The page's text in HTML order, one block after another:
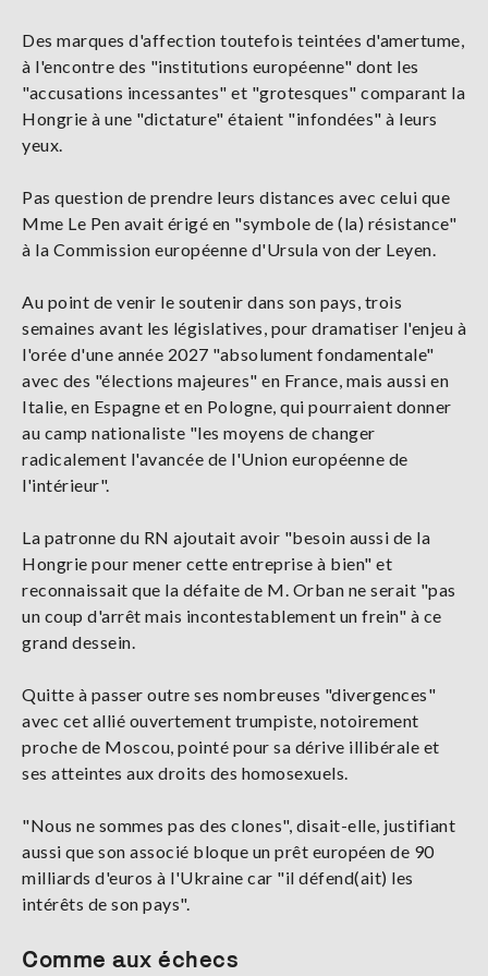
Des marques d'affection toutefois teintées d'amertume,
à l'encontre des "institutions européenne" dont les
"accusations incessantes" et "grotesques" comparant la
Hongrie à une "dictature" étaient "infondées" à leurs
yeux.
Pas question de prendre leurs distances avec celui que
Mme Le Pen avait érigé en "symbole de (la) résistance"
à la Commission européenne d'Ursula von der Leyen.
Au point de venir le soutenir dans son pays, trois
semaines avant les législatives, pour dramatiser l'enjeu à
l'orée d'une année 2027 "absolument fondamentale"
avec des "élections majeures" en France, mais aussi en
Italie, en Espagne et en Pologne, qui pourraient donner
au camp nationaliste "les moyens de changer
radicalement l'avancée de l'Union européenne de
l'intérieur".
La patronne du RN ajoutait avoir "besoin aussi de la
Hongrie pour mener cette entreprise à bien" et
reconnaissait que la défaite de M. Orban ne serait "pas
un coup d'arrêt mais incontestablement un frein" à ce
grand dessein.
Quitte à passer outre ses nombreuses "divergences"
avec cet allié ouvertement trumpiste, notoirement
proche de Moscou, pointé pour sa dérive illibérale et
ses atteintes aux droits des homosexuels.
"Nous ne sommes pas des clones", disait-elle, justifiant
aussi que son associé bloque un prêt européen de 90
milliards d'euros à l'Ukraine car "il défend(ait) les
intérêts de son pays".
Comme aux échecs